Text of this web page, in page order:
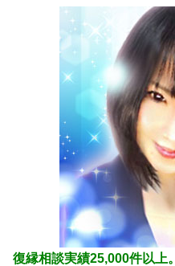
復縁相談実績25,000件以上。